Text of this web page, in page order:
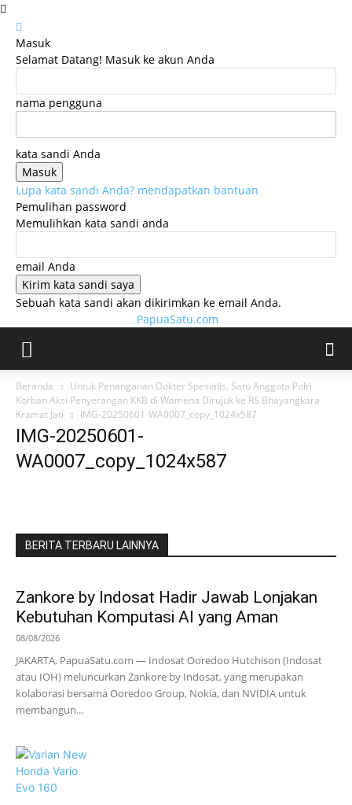
Masuk
Selamat Datang! Masuk ke akun Anda
nama pengguna
kata sandi Anda
Lupa kata sandi Anda? mendapatkan bantuan
Pemulihan password
Memulihkan kata sandi anda
email Anda
Sebuah kata sandi akan dikirimkan ke email Anda.
PapuaSatu.com
Beranda
Untuk Penanganan Dokter Spesialis, Satu Anggota Polri
Korban Aksi Penyerangan KKB di Wamena Dirujuk ke RS Bhayangkara
Kramat Jati
IMG-20250601-WA0007_copy_1024x587
IMG-20250601-
WA0007_copy_1024x587
BERITA TERBARU LAINNYA
Zankore by Indosat Hadir Jawab Lonjakan
Kebutuhan Komputasi AI yang Aman
08/08/2026
JAKARTA, PapuaSatu.com — Indosat Ooredoo Hutchison (Indosat
atau IOH) meluncurkan Zankore by Indosat, yang merupakan
kolaborasi bersama Ooredoo Group, Nokia, dan NVIDIA untuk
membangun...